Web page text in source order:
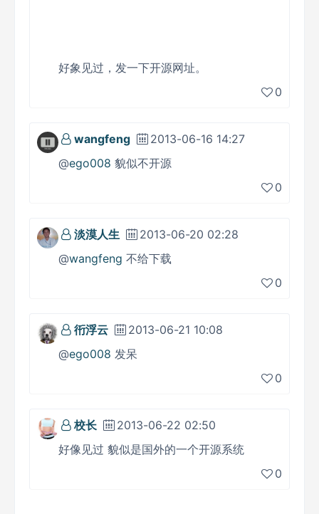
好象见过，发一下开源网址。
0
wangfeng
2013-06-16 14:27
@ego008 貌似不开源
0
淡漠人生
2013-06-20 02:28
@wangfeng 不给下载
0
衎浮云
2013-06-21 10:08
@ego008 发呆
0
校长
2013-06-22 02:50
好像见过 貌似是国外的一个开源系统
0